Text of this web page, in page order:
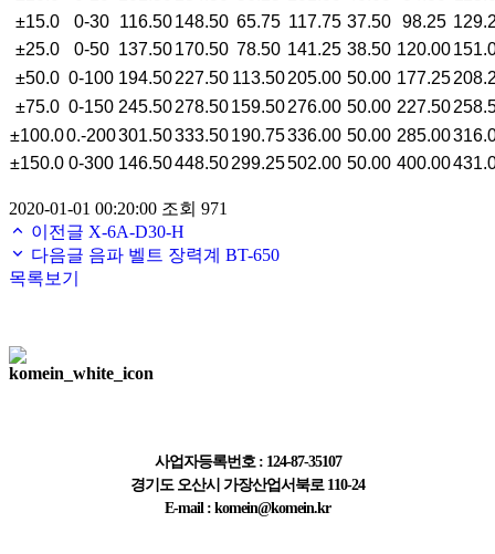
±15.0
0-30 116.50 148.50 65.75 117.75 37.50 98.25
±25.0
0-50 137.50170.50 78.50 141.25 38.50 120.00
±50.0 0-100 194.50227.50 113.50205.00 50.00 177.25
±75.0 0-150 245.50278.50159.50276.00 50.00 227.50
±100.00.-200301.50333.50190.75336.00 50.00 285.00
±150.0 0-300 146.50448.50299.25502.00 50.00 400.00
2020-01-01 00:20:00 조회 971
이전글 X-6A-D30-H
다음글 음파 벨트 장력계 BT-650
목록보기
사업자등록번호 : 124-87-35107
경기도 오산시 가장산업서북로 110-24
E-mail : komein@komein.kr